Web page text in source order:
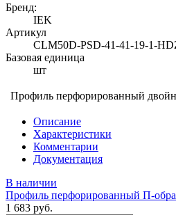
Бренд:
IEK
Артикул
CLM50D-PSD-41-41-19-1-
Базовая единица
шт
Профиль перфорированный
Описание
Характеристики
Комментарии
Документация
В наличии
Профиль перфорированный П-
1 683 руб.